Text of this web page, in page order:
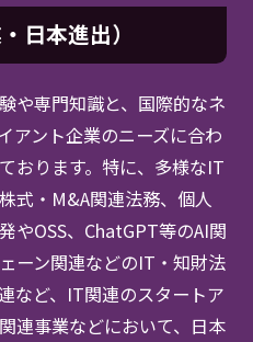
日本進出）
や専門知識と、国際的なネ
アント企業のニーズに合わ
おります。特に、多様なIT
式・M&A関連法務、個人
やOSS、ChatGPT等のAI関
ーン関連などのIT・知財法
など、IT関連のスタートア
連事業などにおいて、日本